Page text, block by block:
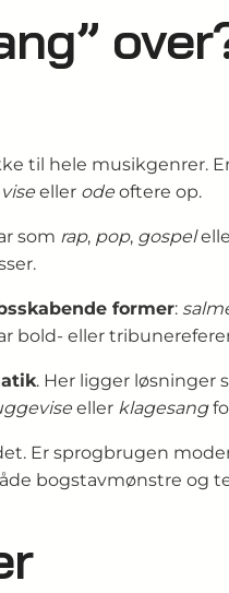
til hele musik­genrer.
vise eller ode oftere op.
som rap, pop, gospel
former:
bold- eller
. Her ligger løsninger
eller klagesang
Er sprog­brugen
bogstav­mønstre og